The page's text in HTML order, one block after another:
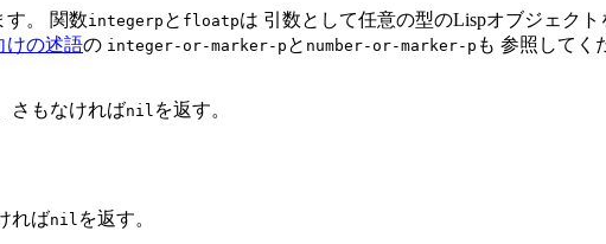
す。 関数integerp と floatpは 引数として任意の型のLispオブジェク
けの述語の integer-or-marker-p と number-or-marker-p も 参照してく
さもなければnil を返す。
ればnil を返す。